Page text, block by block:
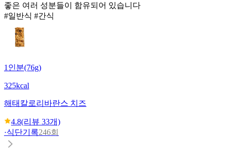
좋은 여러 성분들이 함유되어 있습니다
#일반식 #간식
1인분(76g)
325kcal
해태 칼로리바란스 치즈
4.8(리뷰 33개)
·식단기록246회